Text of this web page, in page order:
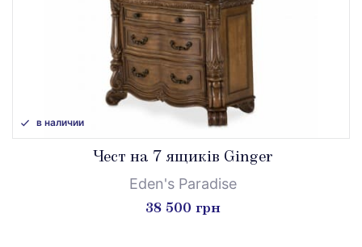
в наличии
Чест на 7 ящиків Ginger
Eden's Paradise
38 500 грн